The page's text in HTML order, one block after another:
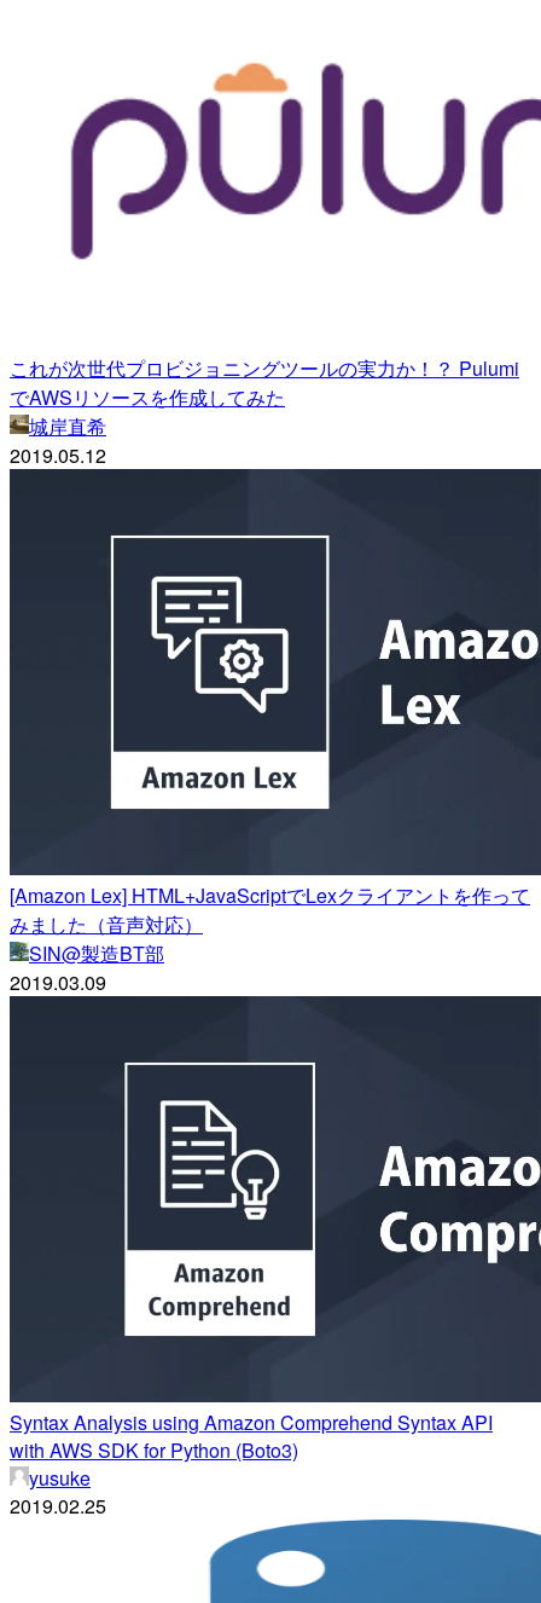
これが次世代プロビジョニングツールの実力か！？ Pulumi
でAWSリソースを作成してみた
城岸直希
2019.05.12
[Amazon Lex] HTML+JavaScriptでLexクライアントを作って
みました（音声対応）
SIN@製造BT部
2019.03.09
Syntax Analysis using Amazon Comprehend Syntax API
with AWS SDK for Python (Boto3)
yusuke
2019.02.25